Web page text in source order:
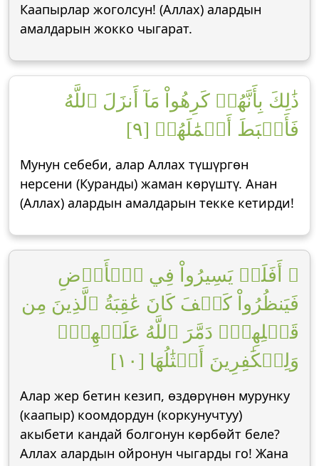
Каапырлар жоголсун! (Аллах) алардын
амалдарын жокко чыгарат.
ذَٰلِكَ بِأَنَّهُمۡ كَرِهُواْ مَآ أَنزَلَ ٱللَّهُ
فَأَحۡبَطَ أَعۡمَٰلَهُمۡ [٩]
Мунун себеби, алар Аллах түшүргөн
нерсени (Куранды) жаман көрүштү. Анан
(Аллах) алардын амалдарын текке кетирди!
۞ أَفَلَمۡ يَسِيرُواْ فِي ٱلۡأَرۡضِ
فَيَنظُرُواْ كَيۡفَ كَانَ عَٰقِبَةُ ٱلَّذِينَ مِن
قَبۡلِهِمۡۖ دَمَّرَ ٱللَّهُ عَلَيۡهِمۡۖ
وَلِلۡكَٰفِرِينَ أَمۡثَٰلُهَا [١٠]
Алар жер бетин кезип, өздөрүнөн мурунку
(каапыр) коомдордун (коркунучтуу)
акыбети кандай болгонун көрбөйт беле?
Аллах алардын ойронун чыгарды го! Жана